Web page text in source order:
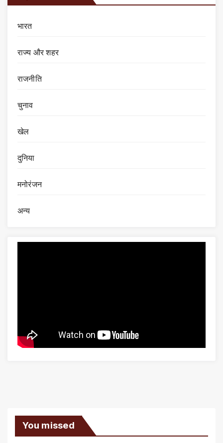
भारत
राज्य और शहर
राजनीति
चुनाव
खेल
दुनिया
मनोरंजन
अन्य
You missed